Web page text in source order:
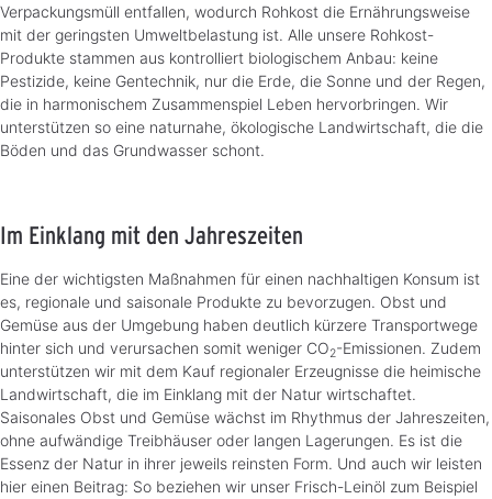
Verpackungsmüll entfallen, wodurch Rohkost die Ernährungsweise
mit der geringsten Umweltbelastung ist. Alle unsere Rohkost-
Produkte stammen aus kontrolliert biologischem Anbau: keine
Pestizide, keine Gentechnik, nur die Erde, die Sonne und der Regen,
die in harmonischem Zusammenspiel Leben hervorbringen. Wir
unterstützen so eine naturnahe, ökologische Landwirtschaft, die die
Böden und das Grundwasser schont.
Im Einklang mit den Jahreszeiten
Eine der wichtigsten Maßnahmen für einen nachhaltigen Konsum ist
es, regionale und saisonale Produkte zu bevorzugen. Obst und
Gemüse aus der Umgebung haben deutlich kürzere Transportwege
hinter sich und verursachen somit weniger CO2-Emissionen. Zudem
unterstützen wir mit dem Kauf regionaler Erzeugnisse die heimische
Landwirtschaft, die im Einklang mit der Natur wirtschaftet.
Saisonales Obst und Gemüse wächst im Rhythmus der Jahreszeiten,
ohne aufwändige Treibhäuser oder langen Lagerungen. Es ist die
Essenz der Natur in ihrer jeweils reinsten Form. Und auch wir leisten
hier einen Beitrag: So beziehen wir unser Frisch-Leinöl zum Beispiel